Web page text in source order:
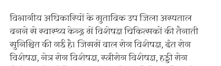
विभागीय अधिकारियों के मुताबिक उप जिला अस्पताल
बनने से स्वास्थ्य केन्द्र में विशेषज्ञ चिकित्सकों की तैनाती
सुनिश्चित की गई है। जिसमें बाल रोग विशेषज्ञ, दंत रोग
विशेषज्ञ, नेत्र रोग विशेषज्ञ, स्त्रीरोग विशेषज्ञ, हड्डी रोग